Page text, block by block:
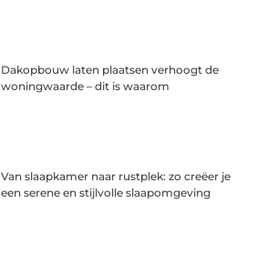
Dakopbouw laten plaatsen verhoogt de
woningwaarde – dit is waarom
Van slaapkamer naar rustplek: zo creëer je
een serene en stijlvolle slaapomgeving